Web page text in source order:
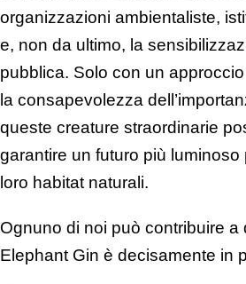
organizzazioni ambientaliste,
e, non da ultimo, la
pubblica. Solo con un
la consapevolezza
queste creature straordinarie
garantire un futuro più luminoso
loro habitat naturali.
Ognuno di noi può contribuire a
Elephant Gin è decisamente in